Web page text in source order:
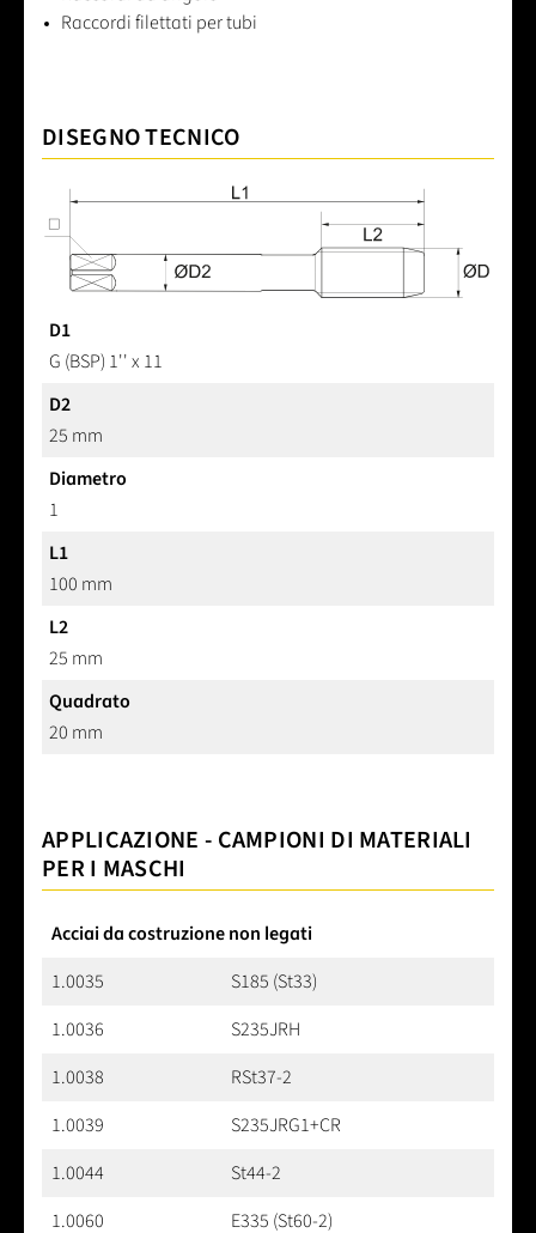
Raccordi filettati per tubi
DISEGNO TECNICO
D1
G (BSP) 1'' x 11
D2
25 mm
Diametro
1
L1
100 mm
L2
25 mm
Quadrato
20 mm
APPLICAZIONE - CAMPIONI DI MATERIALI
PER I MASCHI
Acciai da costruzione non legati
1.0035
S185 (St33)
1.0036
S235JRH
1.0038
RSt37-2
1.0039
S235JRG1+CR
1.0044
St44-2
1.0060
E335 (St60-2)